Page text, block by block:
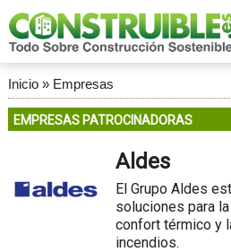
Inicio» Empresas
EMPRESAS PATROCINADORAS
Aldes
El Grupo Aldes
soluciones para
confort térmico y
incendios.